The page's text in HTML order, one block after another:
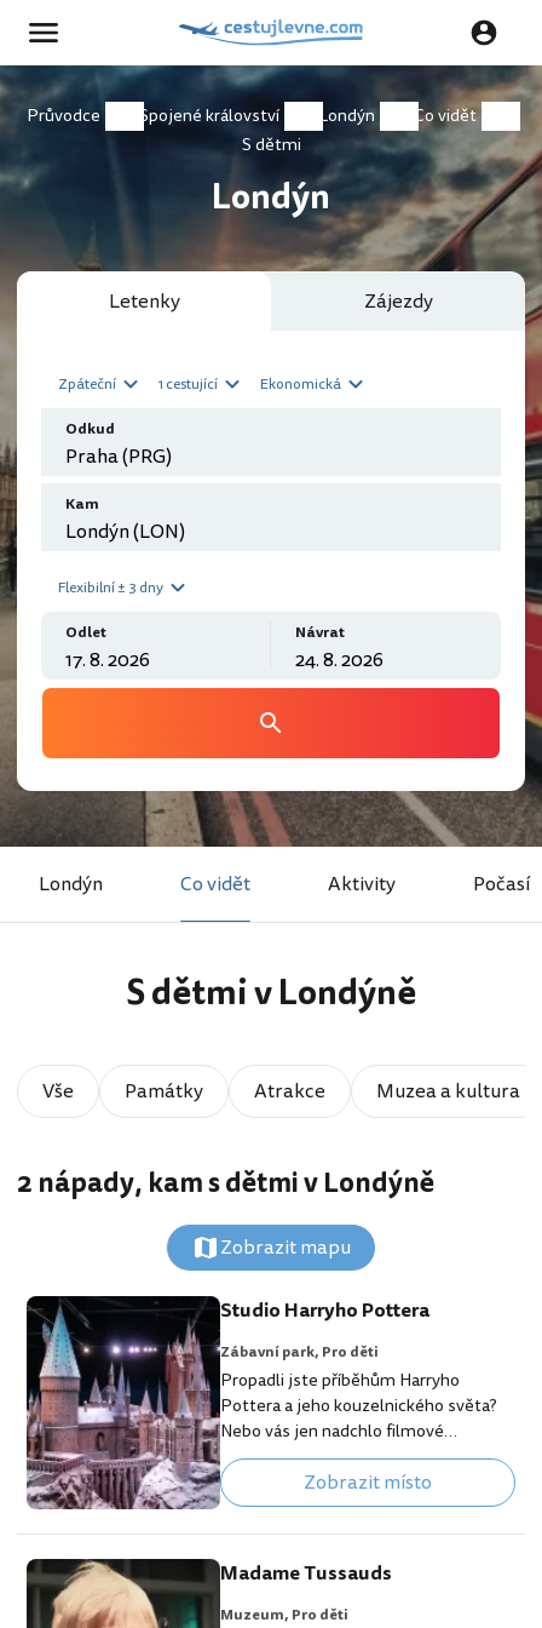
Průvodce Spojené království Londýn
Co vidět
S dětmi
Londýn
Letenky Zájezdy
Zpáteční 1 cestující Ekonomická
Odkud
Kam
Flexibilní ± 3 dny
Odlet Návrat
Londýn Co vidět Aktivity Počasí
S dětmi v Londýně
Vše Památky Atrakce Muzea a kultura
2 nápady, kam s dětmi v Londýně
Zobrazit mapu
Studio Harryho Pottera
Zábavní park, Pro děti
Propadli jste příběhům Harryho
Pottera a jeho kouzelnického světa?
Nebo vás jen nadchlo filmové
zpracování sedmidílné potterovské
ságy? Ať tak či tak, při návštěvě
Londýna určitě nesmíte vynechat
filmová studia Warner Bros, ve kterých
vznikala velká část scén všech dílů o
Harry Potterovi. [btn "Nejlepší rodinné
hotely v Londýně"
Zobrazit místo
Madame Tussauds
Muzeum, Pro děti